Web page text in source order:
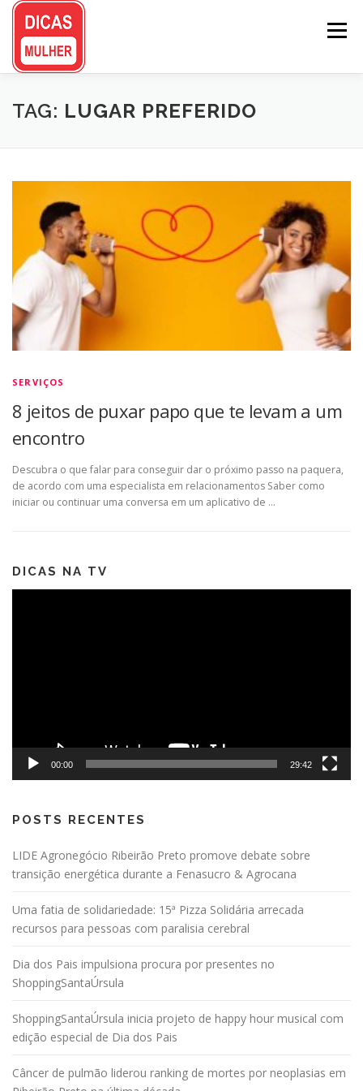
Pular
conteúdo
Menu
TAG: LUGAR PREFERIDO
SERVIÇOS
8 jeitos de puxar papo que te levam a um
encontro
Descubra o que falar para conseguir dar o próximo passo na paquera,
de acordo com uma especialista em relacionamentos Saber como
iniciar ou continuar uma conversa em um aplicativo de …
DICAS NA TV
00:00 29:42
POSTS RECENTES
LIDE Agronegócio Ribeirão Preto promove debate sobre
transição energética durante a Fenasucro & Agrocana
Uma fatia de solidariedade: 15ª Pizza Solidária arrecada
recursos para pessoas com paralisia cerebral
Dia dos Pais impulsiona procura por presentes no
ShoppingSantaÚrsula
ShoppingSantaÚrsula inicia projeto de happy hour musical com
edição especial de Dia dos Pais
Câncer de pulmão liderou ranking de mortes por neoplasias em